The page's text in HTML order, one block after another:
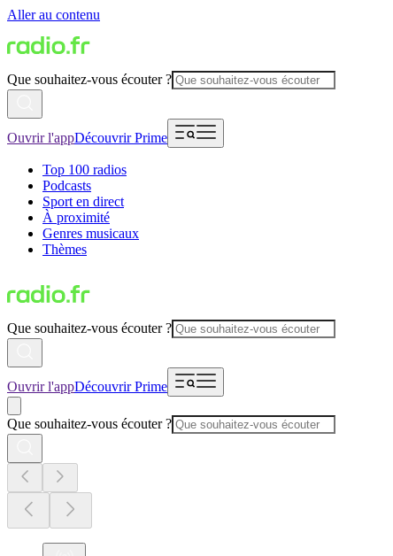
Aller au contenu
Que souhaitez-vous écouter ?
Ouvrir l'appDécouvrir Prime
Top 100 radios
Podcasts
Sport en direct
À proximité
Genres musicaux
Thèmes
Que souhaitez-vous écouter ?
Ouvrir l'appDécouvrir Prime
Que souhaitez-vous écouter ?